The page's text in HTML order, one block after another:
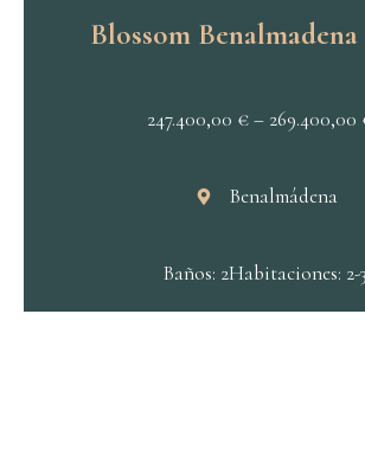
Blossom Benalmadena
247.400,00 €– 269.400,00
Benalmádena
Baños: 2Habitaciones: 2-3